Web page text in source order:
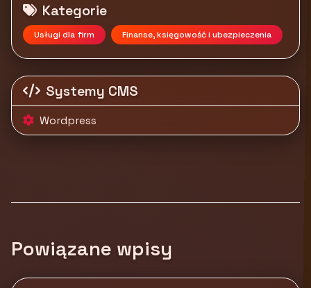
Kategorie
Usługi dla firm Finanse, księgowość i ubezpieczenia
Systemy CMS
Wordpress
Powiązane wpisy